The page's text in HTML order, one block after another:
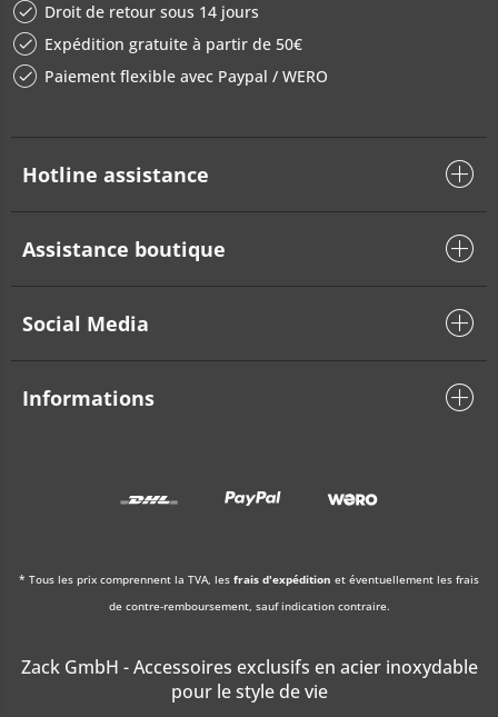
Droit de retour sous 14 jours
Expédition gratuite à partir de 50€
Paiement flexible avec Paypal / WERO
Hotline assistance
Assistance boutique
Social Media
Informations
* Tous les prix comprennent la TVA, les frais d'expédition et éventuellement les frais
de contre-remboursement, sauf indication contraire.
Zack GmbH - Accessoires exclusifs en acier inoxydable
pour le style de vie